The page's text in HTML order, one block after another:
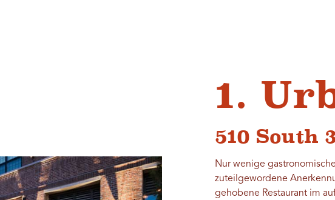
1.
510 South
Nur wenige
zuteilgewordene
gehobene Restaurant im